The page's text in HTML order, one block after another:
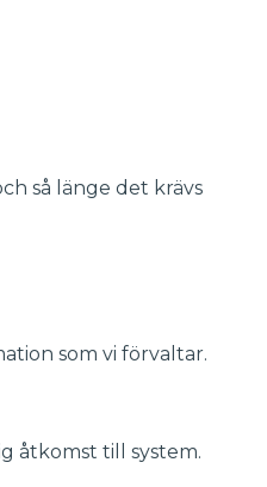
så länge det krävs
som vi förvaltar.
åtkomst till system.